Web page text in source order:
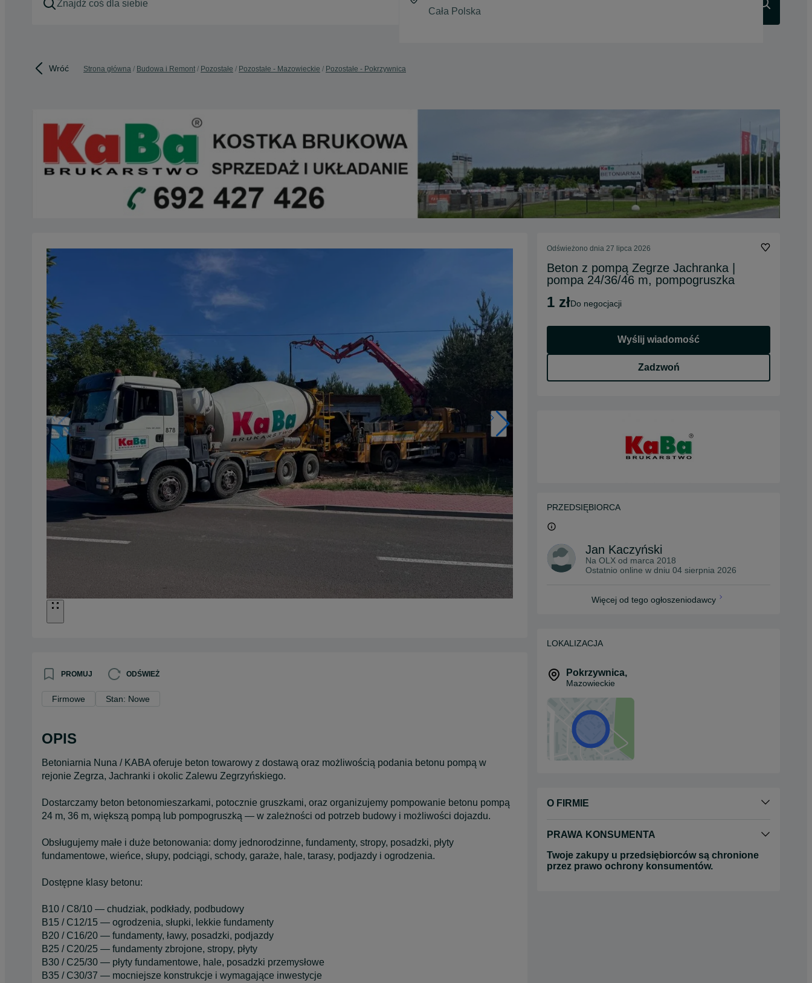
Wróć Strona główna Budowa i Remont Pozostałe Pozostałe - Mazowieckie Pozostałe - Pokrzywnica
PROMUJ ODŚWIEŻ
Firmowe Stan: Nowe
OPIS
Betoniarnia Nuna / KABA oferuje beton towarowy z dostawą oraz możliwością podania betonu pompą w
rejonie Zegrza, Jachranki i okolic Zalewu Zegrzyńskiego.
Dostarczamy beton betonomieszarkami, potocznie gruszkami, oraz organizujemy pompowanie betonu pompą
24 m, 36 m, większą pompą lub pompogruszką — w zależności od potrzeb budowy i możliwości dojazdu.
Obsługujemy małe i duże betonowania: domy jednorodzinne, fundamenty, stropy, posadzki, płyty
fundamentowe, wieńce, słupy, podciągi, schody, garaże, hale, tarasy, podjazdy i ogrodzenia.
Dostępne klasy betonu:
B10 / C8/10 — chudziak, podkłady, podbudowy
B15 / C12/15 — ogrodzenia, słupki, lekkie fundamenty
B20 / C16/20 — fundamenty, ławy, posadzki, podjazdy
B25 / C20/25 — fundamenty zbrojone, stropy, płyty
B30 / C25/30 — płyty fundamentowe, hale, posadzki przemysłowe
B35 / C30/37 — mocniejsze konstrukcje i wymagające inwestycje
Odświeżono dnia 27 lipca 2026
Beton z pompą Zegrze Jachranka |
pompa 24/36/46 m, pompogruszka
1 zł do negocjacji
Wyślij wiadomość
Zadzwoń
PRZEDSIĘBIORCA
Jan Kaczyński
Na OLX od marca 2018
Ostatnio online w dniu 04 sierpnia 2026
Więcej od tego ogłoszeniodawcy
LOKALIZACJA
Pokrzywnica,
Mazowieckie
O FIRMIE
PRAWA KONSUMENTA
Twoje zakupy u przedsiębiorców są chronione
przez prawo ochrony konsumentów.